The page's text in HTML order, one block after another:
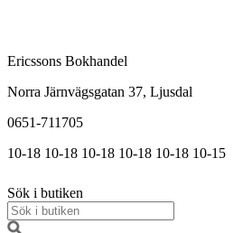
Ericssons Bokhandel
Norra Järnvägsgatan 37, Ljusdal
0651-711705
10-18 10-18 10-18 10-18 10-18 10-15
Sök i butiken